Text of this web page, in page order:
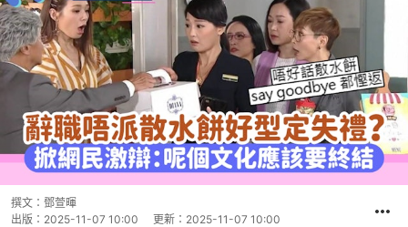
撰文： 鄧萱暉
出版： 2025-11-07 10:00 更新： 2025-11-07 10:00